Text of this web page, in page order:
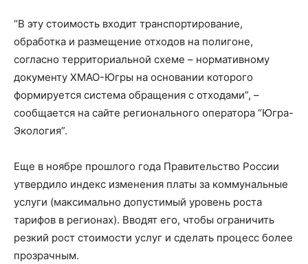
“В эту стоимость входит транспортирование,
обработка и размещение отходов на полигоне,
согласно территориальной схеме – нормативному
документу ХМАО-Югры на основании которого
формируется система обращения с отходами”, –
сообщается на сайте регионального оператора “Югра-
Экология”.
Еще в ноябре прошлого года Правительство России
утвердило индекс изменения платы за коммунальные
услуги (максимально допустимый уровень роста
тарифов в регионах). Вводят его, чтобы ограничить
резкий рост стоимости услуг и сделать процесс более
прозрачным.